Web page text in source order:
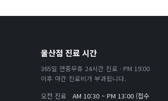
울산점 진료 시간
365일 연중무휴 24시간 진료 · PM 19:00
이후 야간 진료비가 부과됩니다.
오전 진료
AM 10:30 ~ PM 13:00 (접수